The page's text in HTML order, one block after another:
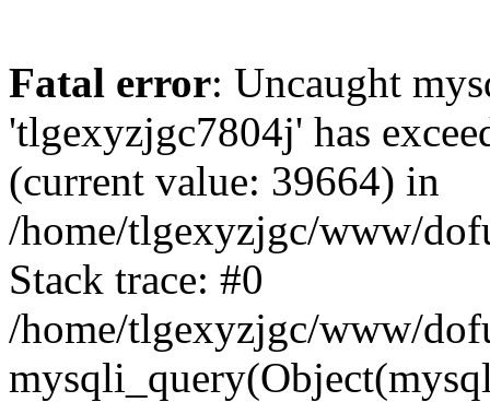
Fatal error: Uncaught
'tlgexyzjgc7804j' has
(current value: 39664) in
/home/tlgexyzjgc/www/
Stack trace: #0
/home/tlgexyzjgc/www/